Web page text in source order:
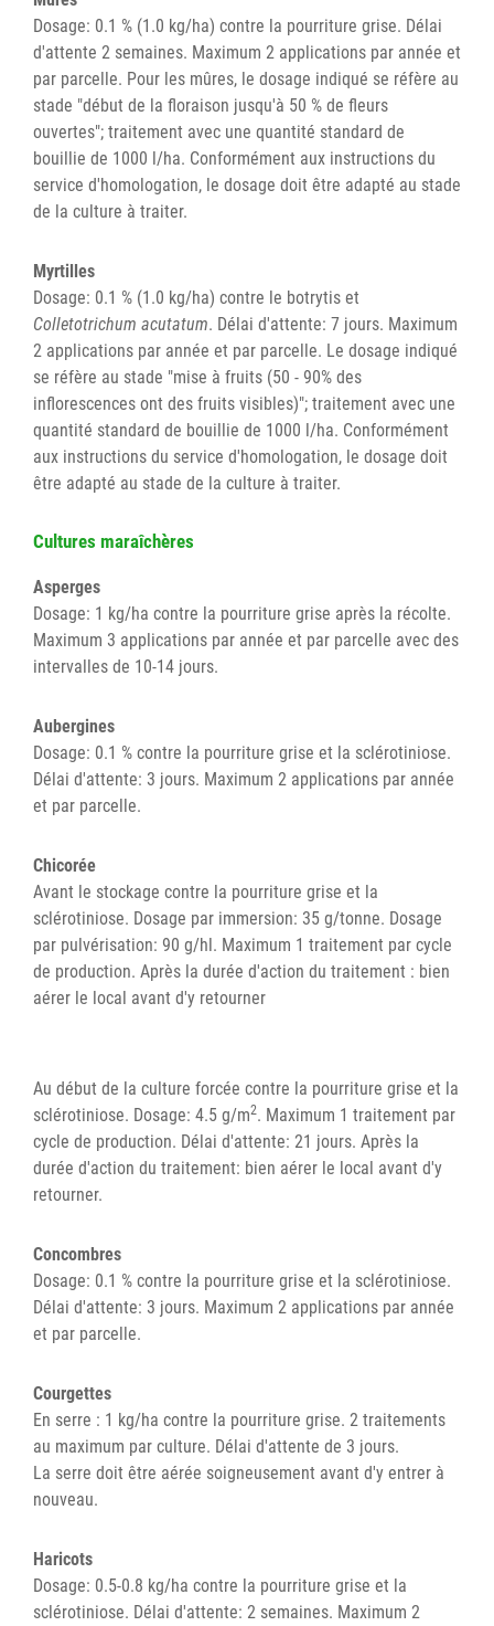
Dosage: 0.1 % (1.0 kg/ha) contre la pourriture grise. Délai
d'attente 2 semaines. Maximum 2 applications par année et
par parcelle. Pour les mûres, le dosage indiqué se réfère au
stade "début de la floraison jusqu'à 50 % de fleurs
ouvertes"; traitement avec une quantité standard de
bouillie de 1000 l/ha. Conformément aux instructions du
service d'homologation, le dosage doit être adapté au stade
de la culture à traiter.
Myrtilles
Dosage: 0.1 % (1.0 kg/ha) contre le botrytis et
Colletotrichum acutatum. Délai d'attente: 7 jours. Maximum
2 applications par année et par parcelle. Le dosage indiqué
se réfère au stade "mise à fruits (50 - 90% des
inflorescences ont des fruits visibles)"; traitement avec une
quantité standard de bouillie de 1000 l/ha. Conformément
aux instructions du service d'homologation, le dosage doit
être adapté au stade de la culture à traiter.
Cultures maraîchères
Asperges
Dosage: 1 kg/ha contre la pourriture grise après la récolte.
Maximum 3 applications par année et par parcelle avec des
intervalles de 10-14 jours.
Aubergines
Dosage: 0.1 % contre la pourriture grise et la sclérotiniose.
Délai d'attente: 3 jours. Maximum 2 applications par année
et par parcelle.
Chicorée
Avant le stockage contre la pourriture grise et la
sclérotiniose. Dosage par immersion: 35 g/tonne. Dosage
par pulvérisation: 90 g/hl. Maximum 1 traitement par cycle
de production. Après la durée d'action du traitement : bien
aérer le local avant d'y retourner
Au début de la culture forcée contre la pourriture grise et la
sclérotiniose. Dosage: 4.5 g/m2. Maximum 1 traitement par
cycle de production. Délai d'attente: 21 jours. Après la
durée d'action du traitement: bien aérer le local avant d'y
retourner.
Concombres
Dosage: 0.1 % contre la pourriture grise et la sclérotiniose.
Délai d'attente: 3 jours. Maximum 2 applications par année
et par parcelle.
Courgettes
En serre : 1 kg/ha contre la pourriture grise. 2 traitements
au maximum par culture. Délai d'attente de 3 jours.
La serre doit être aérée soigneusement avant d'y entrer à
nouveau.
Haricots
Dosage: 0.5-0.8 kg/ha contre la pourriture grise et la
sclérotiniose. Délai d'attente: 2 semaines. Maximum 2